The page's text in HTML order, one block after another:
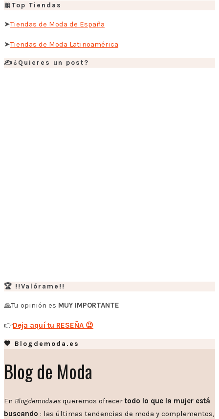
🎀Top Tiendas
➤Tiendas de Moda de España
➤Tiendas de Moda Latinoamérica
✍️¿Quieres un post?
🏆 !!Valórame!!
🙏Tu opinión es MUY IMPORTANTE
👉Deja aquí tu RESEÑA 😉
🧡 Blogdemoda.es
Blog de Moda
En Blogdemoda.es queremos ofrecer todo lo que la mujer está
buscando : las últimas tendencias de moda y complementos,